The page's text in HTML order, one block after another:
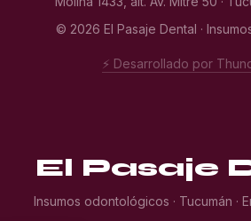
© 2026 El Pasaje Dental ·
⚡ Desarrollado por
El Pasaje
Insumos odontológicos · Tucumán ·